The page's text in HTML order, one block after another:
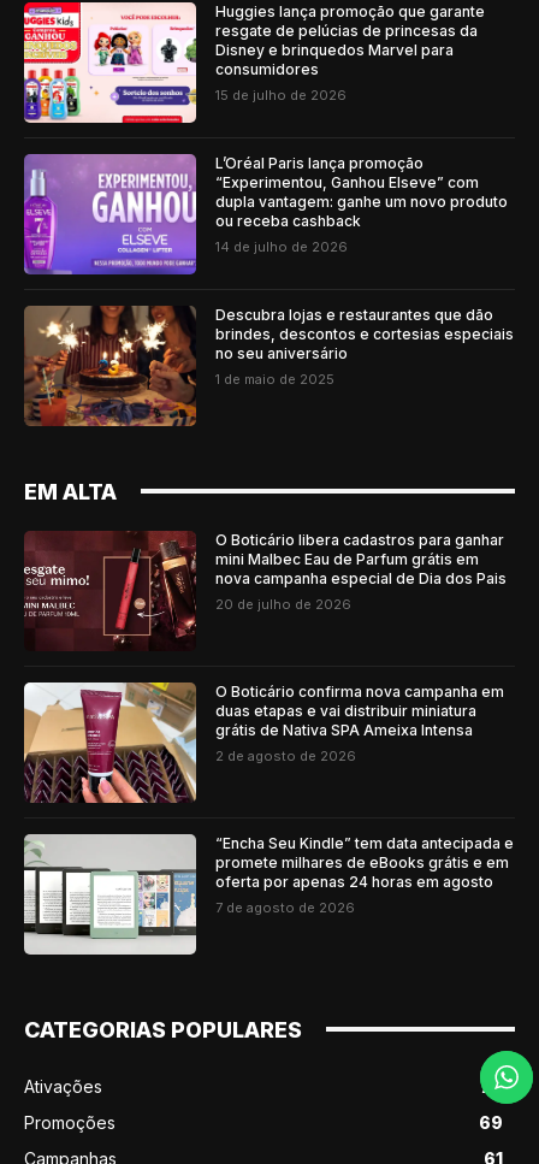
Huggies lança promoção que garante
resgate de pelúcias de princesas da
Disney e brinquedos Marvel para
consumidores
15 de julho de 2026
L’Oréal Paris lança promoção
“Experimentou, Ganhou Elseve” com
dupla vantagem: ganhe um novo produto
ou receba cashback
14 de julho de 2026
Descubra lojas e restaurantes que dão
brindes, descontos e cortesias especiais
no seu aniversário
1 de maio de 2025
EM ALTA
O Boticário libera cadastros para ganhar
mini Malbec Eau de Parfum grátis em
nova campanha especial de Dia dos Pais
20 de julho de 2026
O Boticário confirma nova campanha em
duas etapas e vai distribuir miniatura
grátis de Nativa SPA Ameixa Intensa
2 de agosto de 2026
“Encha Seu Kindle” tem data antecipada e
promete milhares de eBooks grátis e em
oferta por apenas 24 horas em agosto
7 de agosto de 2026
CATEGORIAS POPULARES
Ativações
76
Promoções
69
Campanhas
61